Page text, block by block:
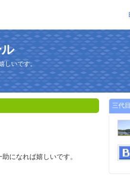
しいです。
になれば嬉しいです。
三代